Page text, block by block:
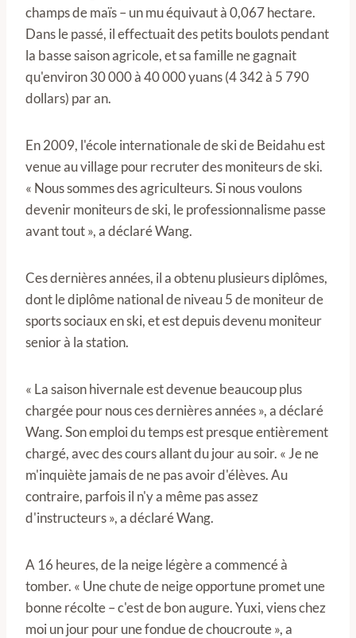
champs de maïs – un mu équivaut à 0,067 hectare.
Dans le passé, il effectuait des petits boulots pendant
la basse saison agricole, et sa famille ne gagnait
qu'environ 30 000 à 40 000 yuans (4 342 à 5 790
dollars) par an.
En 2009, l'école internationale de ski de Beidahu est
venue au village pour recruter des moniteurs de ski.
« Nous sommes des agriculteurs. Si nous voulons
devenir moniteurs de ski, le professionnalisme passe
avant tout », a déclaré Wang.
Ces dernières années, il a obtenu plusieurs diplômes,
dont le diplôme national de niveau 5 de moniteur de
sports sociaux en ski, et est depuis devenu moniteur
senior à la station.
« La saison hivernale est devenue beaucoup plus
chargée pour nous ces dernières années », a déclaré
Wang. Son emploi du temps est presque entièrement
chargé, avec des cours allant du jour au soir. « Je ne
m'inquiète jamais de ne pas avoir d'élèves. Au
contraire, parfois il n'y a même pas assez
d'instructeurs », a déclaré Wang.
A 16 heures, de la neige légère a commencé à
tomber. « Une chute de neige opportune promet une
bonne récolte – c'est de bon augure. Yuxi, viens chez
moi un jour pour une fondue de choucroute », a